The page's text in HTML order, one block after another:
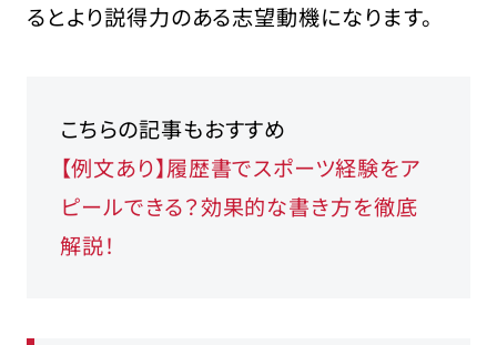
るとより説得力のある志望動機になります。
こちらの記事もおすすめ
【例文あり】履歴書でスポーツ経験をア
ピールできる？効果的な書き方を徹底
解説！